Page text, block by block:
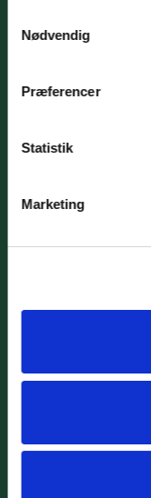
Nødvendig
Præferencer
Statistik
Marketing